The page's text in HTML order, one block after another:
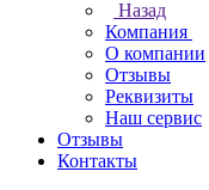
Назад
Компания
О компании
Отзывы
Реквизиты
Наш сервис
Отзывы
Контакты